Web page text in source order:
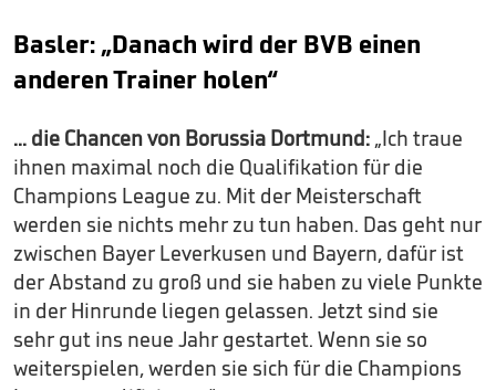
Basler: „Danach wird der BVB einen
anderen Trainer holen“
... die Chancen von Borussia Dortmund: „Ich traue
ihnen maximal noch die Qualifikation für die
Champions League zu. Mit der Meisterschaft
werden sie nichts mehr zu tun haben. Das geht nur
zwischen Bayer Leverkusen und Bayern, dafür ist
der Abstand zu groß und sie haben zu viele Punkte
in der Hinrunde liegen gelassen. Jetzt sind sie
sehr gut ins neue Jahr gestartet. Wenn sie so
weiterspielen, werden sie sich für die Champions